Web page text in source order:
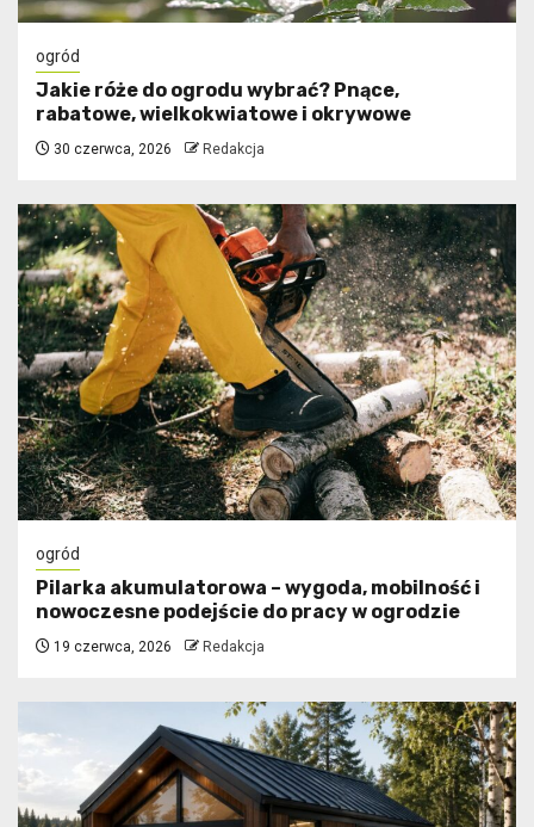
ogród
Jakie róże do ogrodu wybrać? Pnące,
rabatowe, wielkokwiatowe i okrywowe
30 czerwca, 2026 Redakcja
ogród
Pilarka akumulatorowa – wygoda, mobilność i
nowoczesne podejście do pracy w ogrodzie
19 czerwca, 2026 Redakcja